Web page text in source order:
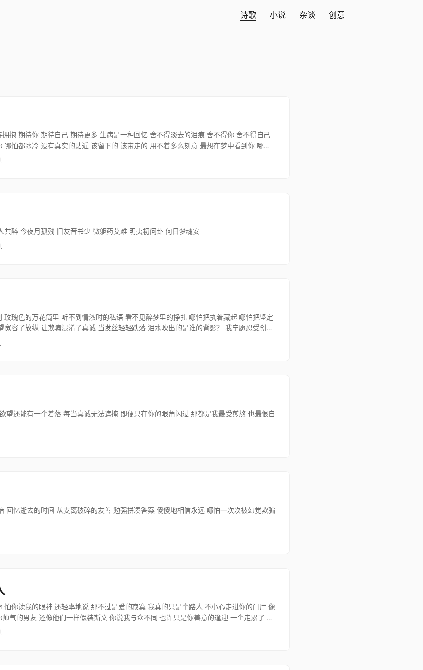
诗歌 小说 杂谈 创意
抱 期待你 期待自己 期待更多 生病是一种回忆 舍不得淡去的泪痕 舍不得你 舍不得自己
哪怕都冰冷 没有真实的贴近 该留下的 该带走的 用不着多么刻意 最想在梦中看到你 哪怕
共醉 今夜月孤残 旧友音书少 微躯药艾难 明夷初问卦 何日梦魂安
玫瑰色的万花筒里 听不到情浓时的私语 看不见醉梦里的挣扎 哪怕把执着藏起 哪怕把坚定
宽容了放纵 让欺骗混淆了真诚 当发丝轻轻跌落 泪水映出的是谁的背影？ 我宁愿忍受创痛
望还能有一个着落 每当真诚无法遮掩 即便只在你的眼角闪过 那都是我最受煎熬 也最恨自
回忆逝去的时间 从支离破碎的友善 勉强拼凑答案 傻傻地相信永远 哪怕一次次被幻觉欺骗
怕你读我的眼神 还轻率地说 那不过是爱的寂寞 我真的只是个路人 不小心走进你的门厅 像
气的男友 还像他们一样假装斯文 你说我与众不同 也许只是你善意的逢迎 一个走累了 想